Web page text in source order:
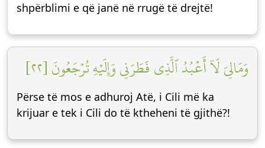
shpërblimi e që janë në rrugë të drejtë!
وَمَالِيَ لَآ أَعۡبُدُ ٱلَّذِي فَطَرَنِي وَإِلَيۡهِ تُرۡجَعُونَ [٢٢]
Përse të mos e adhuroj Atë, i Cili më ka
krijuar e tek i Cili do të ktheheni të gjithë?!